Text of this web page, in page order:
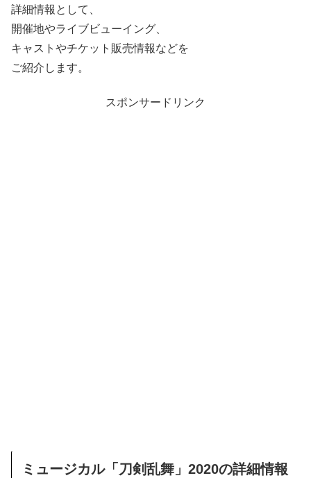
詳細情報として、
開催地やライブビューイング、
キャストやチケット販売情報などを
ご紹介します。
スポンサードリンク
ミュージカル「刀剣乱舞」2020の詳細情報